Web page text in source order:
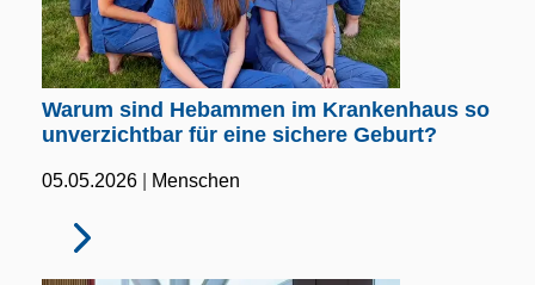
Warum sind Hebammen im Krankenhaus so
unverzichtbar für eine sichere Geburt?
05.05.2026 | Menschen